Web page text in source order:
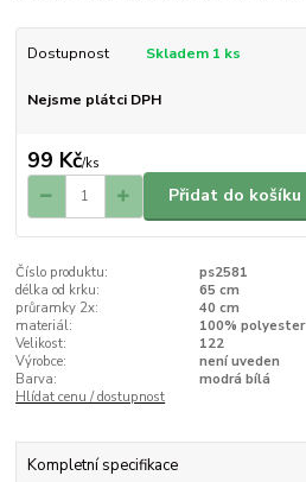
Dostupnost Skladem 1 ks
Nejsme plátci DPH
99 Kč/ks
Přidat do košíku
Číslo produktu:
ps2581
délka od krku:
65 cm
průramky 2x:
40 cm
materiál:
100% polyester
Velikost:
122
Výrobce:
není uveden
Barva:
modrá bílá
Hlídat cenu / dostupnost
Kompletní specifikace